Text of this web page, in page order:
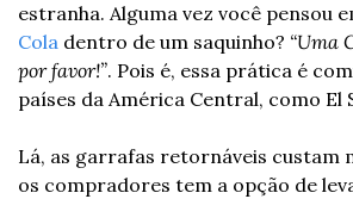
estranha. Alguma vez você pensou
Cola dentro de um saquinho? “Uma
por favor!”. Pois é, essa prática é
países da América Central, como El
Lá, as garrafas retornáveis custam
os compradores tem a opção de